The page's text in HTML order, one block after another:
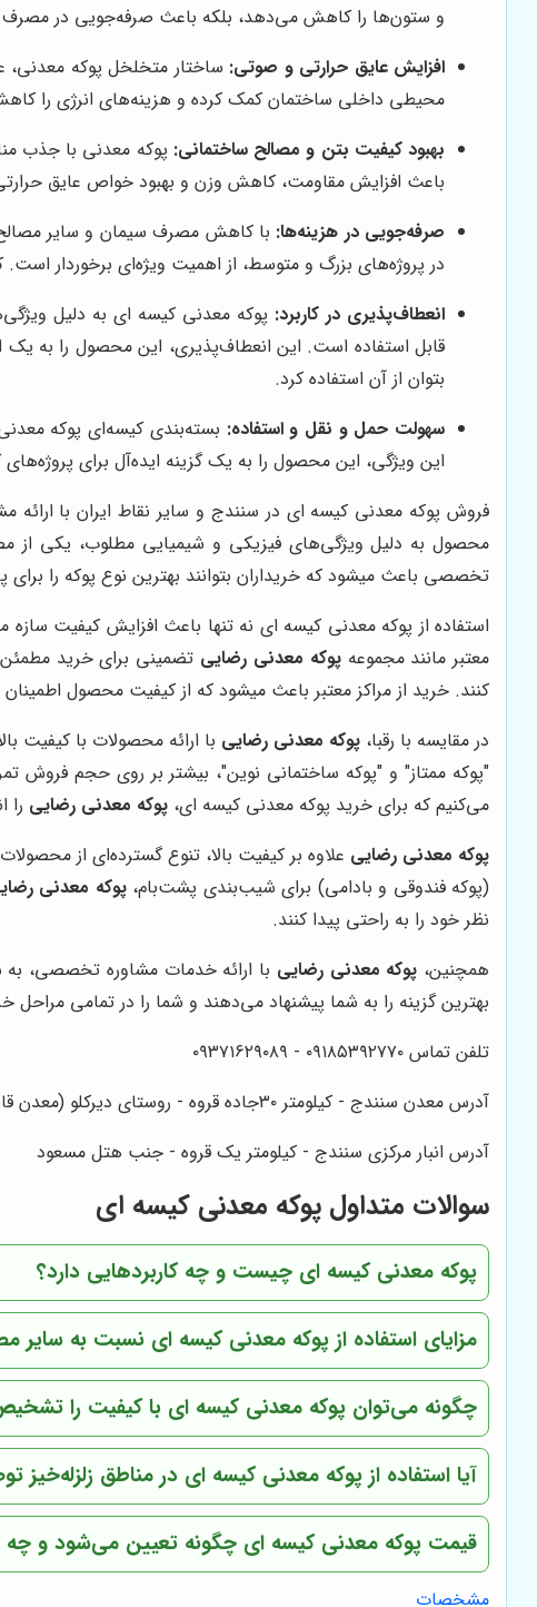
و ستون‌ها را کاهش می‌دهد، بلکه باعث صرفه‌جویی در مصرف
افزایش عایق حرارتی و صوتی: ساختار متخلخل پوکه معدنی،
محیطی داخلی ساختمان کمک کرده و هزینه‌های انرژی را
بهبود کیفیت بتن و مصالح ساختمانی: پوکه معدنی با جذب
باعث افزایش مقاومت، کاهش وزن و بهبود خواص عایق
صرفه‌جویی در هزینه‌ها: با کاهش مصرف سیمان و سایر مصالح
در پروژه‌های بزرگ و متوسط، از اهمیت ویژه‌ای برخوردار
انعطاف‌پذیری در کاربرد: پوکه معدنی کیسه ای به دلیل
قابل استفاده است. این انعطاف‌پذیری، این محصول را به یک
بتوان از آن استفاده کرد.
سهولت حمل و نقل و استفاده: بسته‌بندی کیسه‌ای پوکه
این ویژگی، این محصول را به یک گزینه ایده‌آل برای
فروش پوکه معدنی کیسه ای در سنندج و سایر نقاط ایران با
محصول به دلیل ویژگی‌های فیزیکی و شیمیایی مطلوب، یکی از
تخصصی باعث میشود که خریداران بتوانند بهترین نوع پوکه را برای
استفاده از پوکه معدنی کیسه ای نه تنها باعث افزایش کیفیت
معتبر مانند مجموعهپوکه معدنی رضایی تضمینی برای خرید
کنند. خرید از مراکز معتبر باعث میشود که از کیفیت محصول
در مقایسه با رقبا،پوکه معدنی رضایی با ارائه محصولات با کیفیت
"پوکه ممتاز" و "پوکه ساختمانی نوین"، بیشتر بر روی حجم فروش
می‌کنیم که برای خرید پوکه معدنی کیسه ای، پوکه معدنی رضایی را
پوکه معدنی رضایی علاوه بر کیفیت بالا، تنوع گسترده‌ای از
(پوکه فندوقی و بادامی) برای شیب‌بندی پشت‌بام،پوکه معدنی
نظر خود را به راحتی پیدا کنند.
همچنین، پوکه معدنی رضایی با ارائه خدمات مشاوره تخصصی، به
بهترین گزینه را به شما پیشنهاد می‌دهند و شما را در تمامی
تلفن تماس ۰۹۱۸۵۳۹۲۷۷۰ - ۰۹۳۷۱۶۲۹۰۸۹
آدرس معدن سنندج - کیلومتر ۳۰جاده قروه - روستای دیرکلو (معدن قائم)
آدرس انبار مرکزی سنندج - کیلومتر یک قروه - جنب هتل مسعود
سوالات متداول پوکه معدنی کیسه ای
پوکه معدنی کیسه ای چیست و چه کاربردهایی دارد؟
مزایای استفاده از پوکه معدنی کیسه ای نسبت به
چگونه می‌توان پوکه معدنی کیسه ای با کیفیت را
آیا استفاده از پوکه معدنی کیسه ای در مناطق زلزله‌خیز
قیمت پوکه معدنی کیسه ای چگونه تعیین می‌شود و چه
مشخصات